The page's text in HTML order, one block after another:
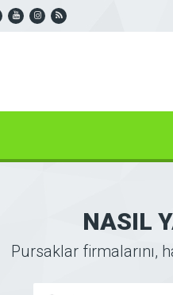
NASIL
Pursaklar firmalarını,